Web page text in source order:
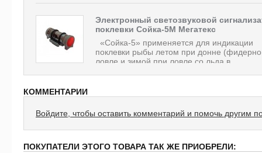
Электронный светозвуковой
поклевки Сойка-5М Мегатекс
«Сойка-5» применяется для индикации
поклевки рыбы летом при донне
ловле и зимой при ловле со льда в...
КОММЕНТАРИИ
Войдите, чтобы оставить комментарий и помочь другим
ПОКУПАТЕЛИ ЭТОГО ТОВАРА ТАК ЖЕ ПРИОБРЕЛИ: